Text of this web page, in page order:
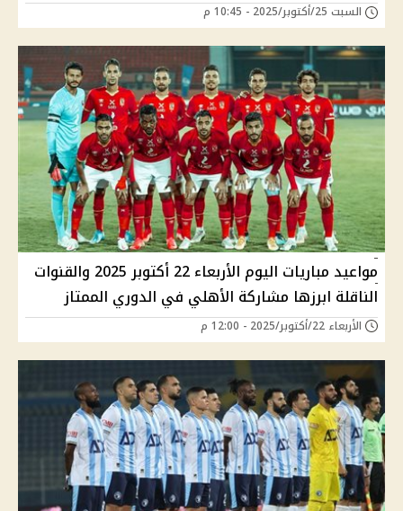
السبت 25/أكتوبر/2025 - 10:45 م
مواعيد مباريات اليوم الأربعاء 22 أكتوبر 2025 والقنوات
الناقلة ابرزها مشاركة الأهلي في الدوري الممتاز
الأربعاء 22/أكتوبر/2025 - 12:00 م